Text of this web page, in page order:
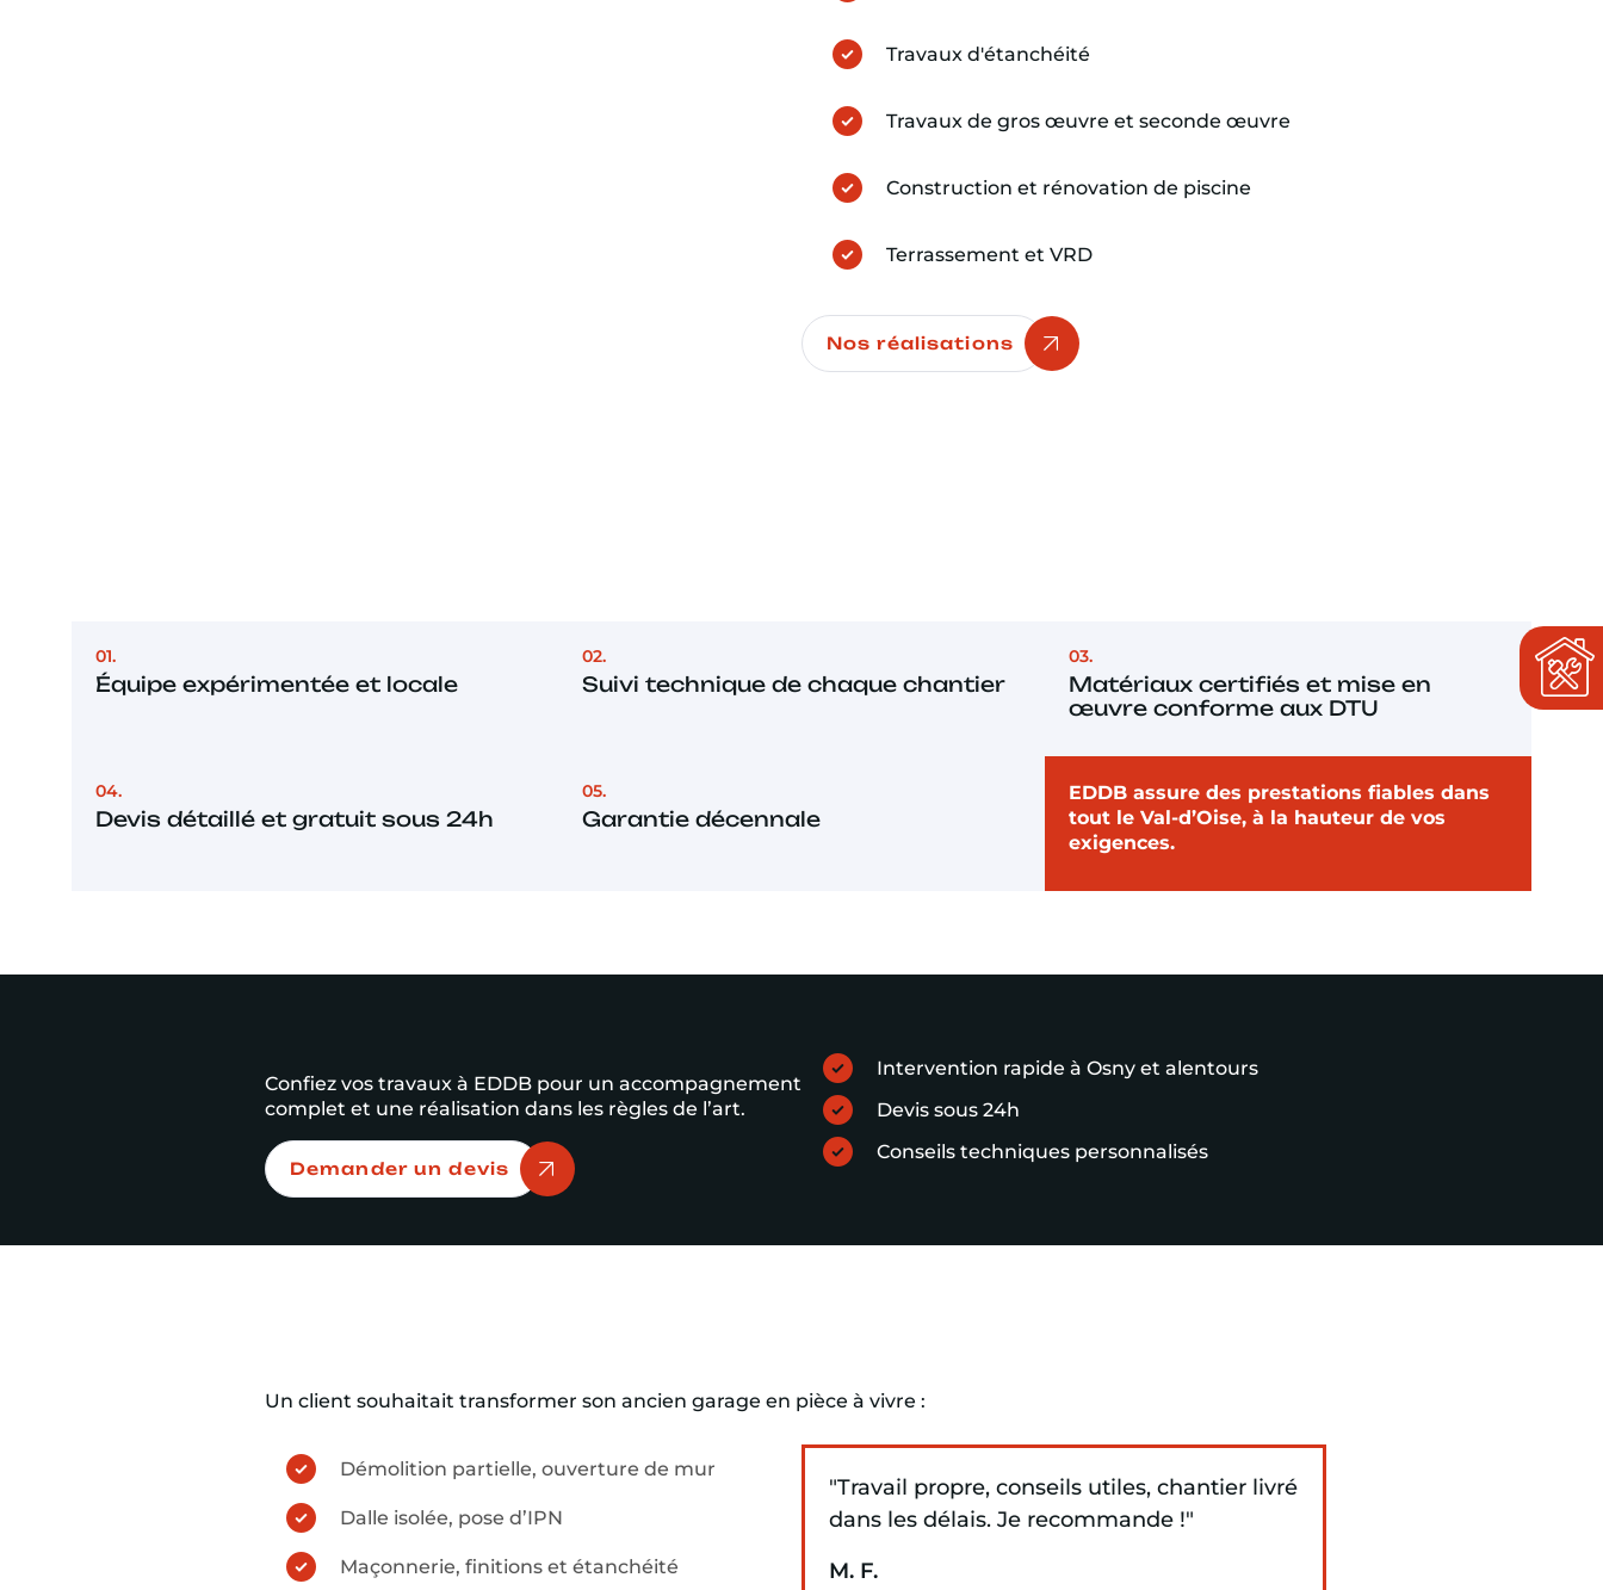
Travaux d'étanchéité
Travaux de gros œuvre et seconde œuvre
Construction et rénovation de piscine
Terrassement et VRD
Nos réalisations
01.
Équipe expérimentée et locale
02.
Suivi technique de chaque chantier
03.
Matériaux certifiés et mise en
œuvre conforme aux DTU
04.
Devis détaillé et gratuit sous 24h
05.
Garantie décennale
EDDB assure des prestations fiables dans
tout le Val-d’Oise, à la hauteur de vos
exigences.
Confiez vos travaux à EDDB pour un accompagnement
complet et une réalisation dans les règles de l’art.
Demander un devis
Intervention rapide à Osny et alentours
Devis sous 24h
Conseils techniques personnalisés
Un client souhaitait transformer son ancien garage en pièce à vivre :
Démolition partielle, ouverture de mur
Dalle isolée, pose d’IPN
Maçonnerie, finitions et étanchéité
"Travail propre, conseils utiles, chantier livré
dans les délais. Je recommande !"
M. F.